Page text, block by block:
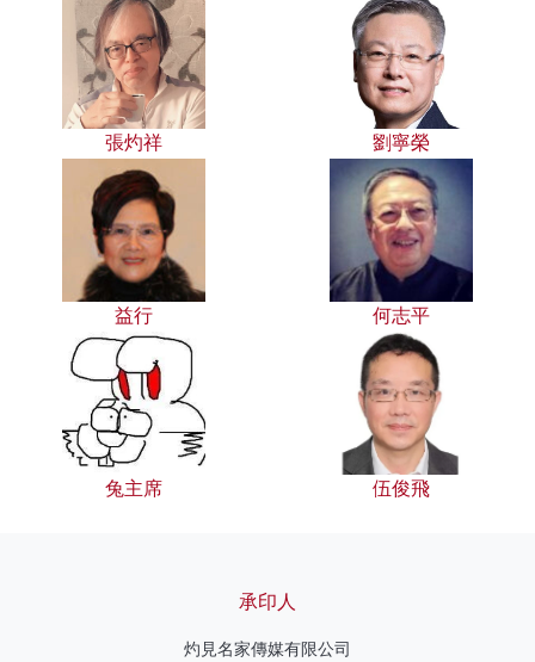
張灼祥 劉寧榮
益行 何志平
兔主席 伍俊飛
承印人
灼見名家傳媒有限公司